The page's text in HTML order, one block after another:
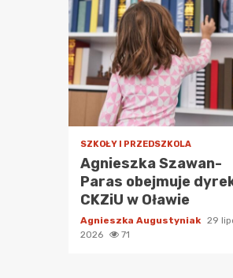
SZKOŁY I PRZEDSZKOLA
Agnieszka Szawan-
Paras obejmuje
CKZiU w Oławie
Agnieszka Augustyniak 29
2026
71